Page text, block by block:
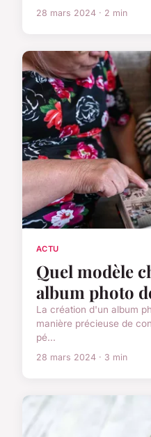
28 mars 2024 · 2 min
ACTU
Quel modèle
album photo
La création d'un album
manière précieuse de
pé...
28 mars 2024 · 3 min